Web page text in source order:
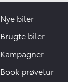
Nye biler
Brugte biler
Kampagner
Book prøvetur